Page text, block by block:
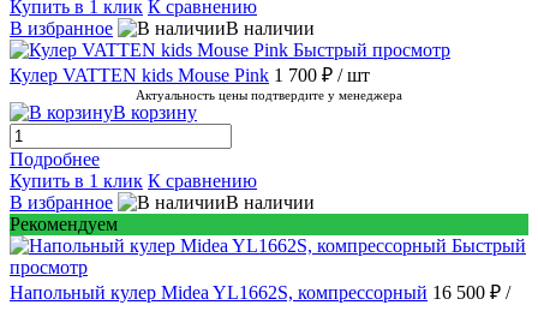
Купить в 1 клик К сравнению
В избранное
В наличии
Быстрый просмотр
Кулер VATTEN kids Mouse Pink 1 700 ₽ / шт
Актуальность цены подтвердите у менеджера
В корзину
Подробнее
Купить в 1 клик К сравнению
В избранное
В наличии
Рекомендуем
Быстрый
просмотр
Напольный кулер Midea YL1662S, компрессорный 16 500 ₽ /